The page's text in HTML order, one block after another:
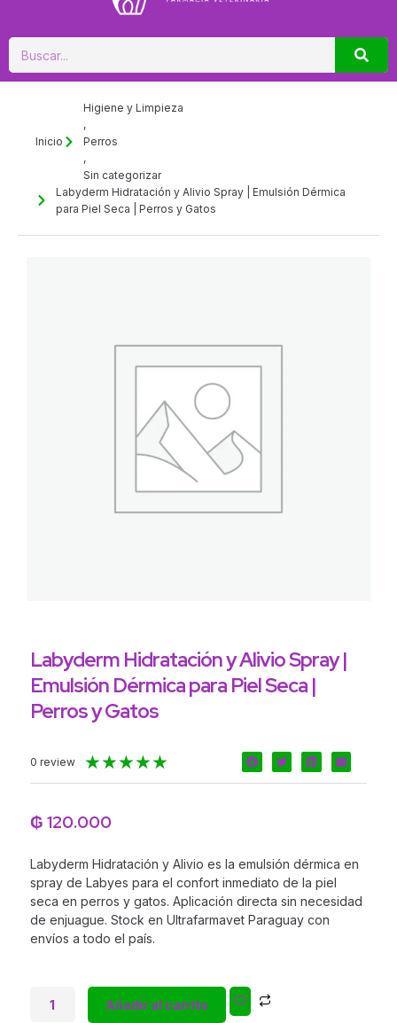
Buscar
Inicio
Higiene y Limpieza
,
Perros
,
Sin categorizar
Labyderm Hidratación y Alivio Spray | Emulsión Dérmica
para Piel Seca | Perros y Gatos
Labyderm Hidratación y Alivio Spray |
Emulsión Dérmica para Piel Seca |
Perros y Gatos
0 review ★★★★★
con
₲ 120.000
Labyderm Hidratación y Alivio es la emulsión dérmica en
spray de Labyes para el confort inmediato de la piel
seca en perros y gatos. Aplicación directa sin necesidad
de enjuague. Stock en Ultrafarmavet Paraguay con
envíos a todo el país.
Labyderm
Hidratación
Añadir al carrito